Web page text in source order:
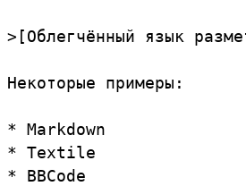
>[Облегчённый язык
Некоторые примеры:
* Markdown
* Textile
* BBCode